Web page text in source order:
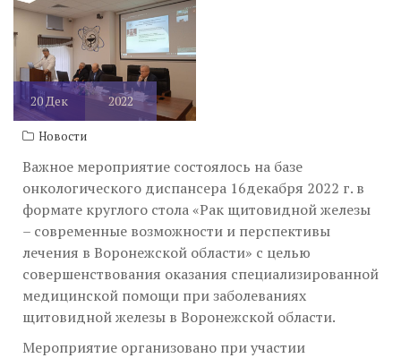
20Дек 2022
Новости
Важное мероприятие состоялось на базе
онкологического диспансера 16декабря 2022 г. в
формате круглого стола «Рак щитовидной железы
– современные возможности и перспективы
лечения в Воронежской области» с целью
совершенствования оказания специализированной
медицинской помощи при заболеваниях
щитовидной железы в Воронежской области.
Мероприятие организовано при участии